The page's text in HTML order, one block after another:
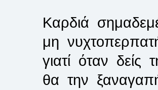
Καρδιά
μη
γιατί όταν δείς
θα την